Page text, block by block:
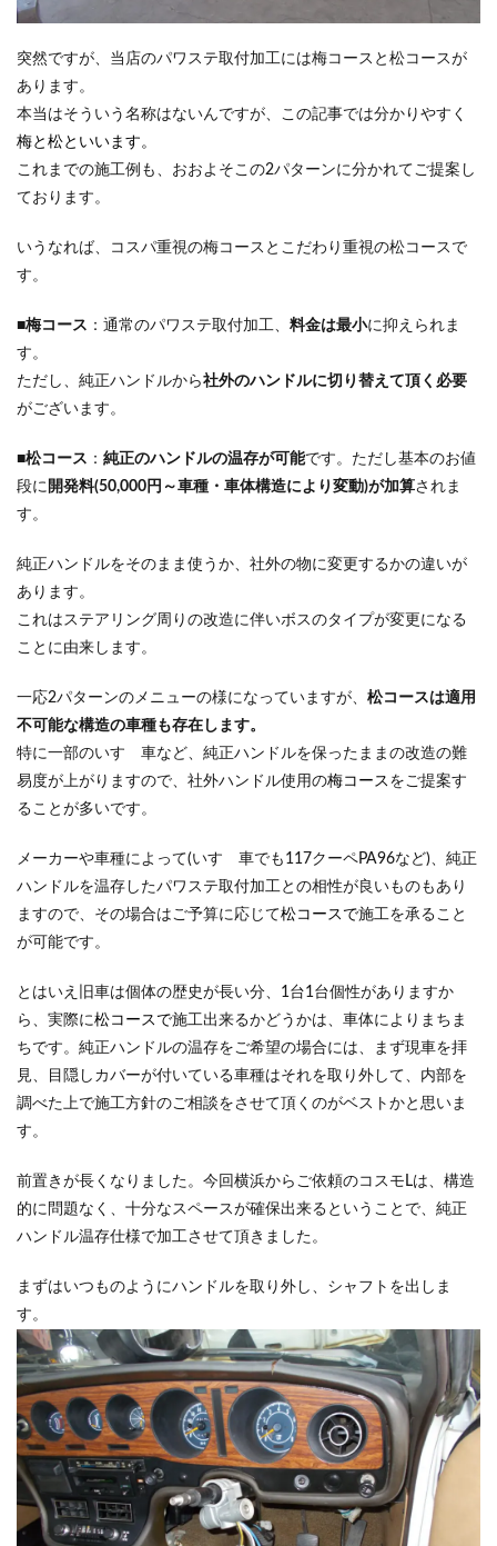
突然ですが、当店のパワステ取付加工には梅コースと松コースが
あります。
本当はそういう名称はないんですが、この記事では分かりやすく
梅と松といいます。
これまでの施工例も、おおよそこの2パターンに分かれてご提案し
ております。
いうなれば、コスパ重視の梅コースとこだわり重視の松コースで
す。
■梅コース ：通常のパワステ取付加工、 料金は最小に抑えられま
す。
ただし、純正ハンドルから社外のハンドルに切り替えて頂く必要
がございます。
■松コース ： 純正のハンドルの温存が可能です。ただし基本のお値
段に 開発料(50,000円～車種・車体構造により変動)が加算されま
す。
純正ハンドルをそのまま使うか、社外の物に変更するかの違いが
あります。
これはステアリング周りの改造に伴いボスのタイプが変更になる
ことに由来します。
一応2パターンのメニューの様になっていますが、 松コースは適用
不可能な構造の車種も存在します。
特に一部のいすゞ車など、純正ハンドルを保ったままの改造の難
易度が上がりますので、社外ハンドル使用の梅コース をご提案す
ることが多いです。
メーカーや車種によって(いすゞ車でも117クーペPA96など)、純正
ハンドルを温存したパワステ取付加工との相性が良いものもあり
ますので、その場合はご予算に応じて松コースで施工を承ること
が可能です。
とはいえ旧車は個体の歴史が長い分、1台1台個性がありますか
ら、実際に松コースで施工出来るかどうかは、車体によりまちま
ちです。純正ハンドルの温存をご希望の場合には、まず現車を拝
見、目隠しカバーが付いている車種はそれを取り外して、内部を
調べた上で施工方針のご相談をさせて頂くのがベストかと思いま
す。
前置きが長くなりました。今回横浜からご依頼のコスモLは、構造
的に問題なく、十分なスペースが確保出来るということで、純正
ハンドル温存仕様で加工させて頂きました。
まずはいつものようにハンドルを取り外し、シャフトを出しま
す。